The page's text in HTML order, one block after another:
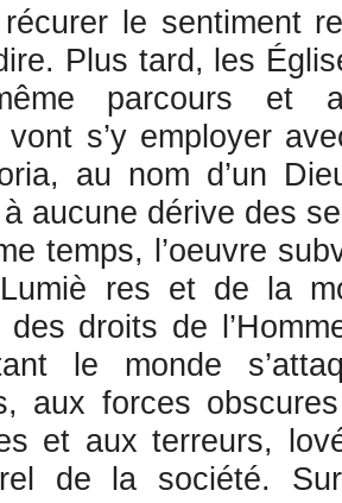
récurer le sentiment
Plus tard, les
parcours et
vont s’y employer
au nom d’un
aucune dérive des
temps, l’oeuvre
res et de la
droits de
le monde
aux forces
et aux terreurs,
de la société.